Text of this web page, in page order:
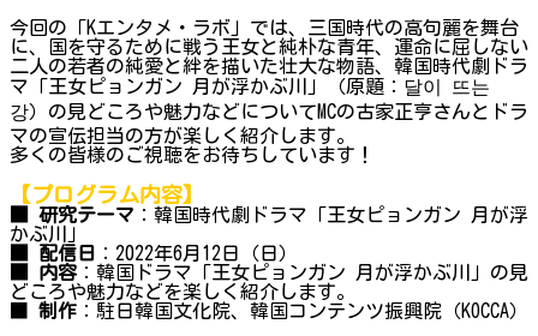
今回の「Kエンタメ・ラボ」では、三国時代の高句麗を舞台
に、国を守るために戦う王女と純朴な青年、運命に屈しない
二人の若者の純愛と絆を描いた壮大な物語、韓国時代劇ドラ
マ「王女ピョンガン 月が浮かぶ川」（原題：달이 뜨는
강）の見どころや魅力などについてMCの古家正亨さんとドラ
マの宣伝担当の方が楽しく紹介します。
多くの皆様のご視聴をお待ちしています！
【プログラム内容】
■ 研究テーマ ：韓国時代劇ドラマ「王女ピョンガン 月が浮
かぶ川」
■ 配信日
：2022年6月12日（日）
■ 内容 ：韓国ドラマ「王女ピョンガン 月が浮かぶ川」の見
どころや魅力などを楽しく紹介します。
制作 ：駐日韓国文化院、韓国コンテンツ振興院（KOCCA）